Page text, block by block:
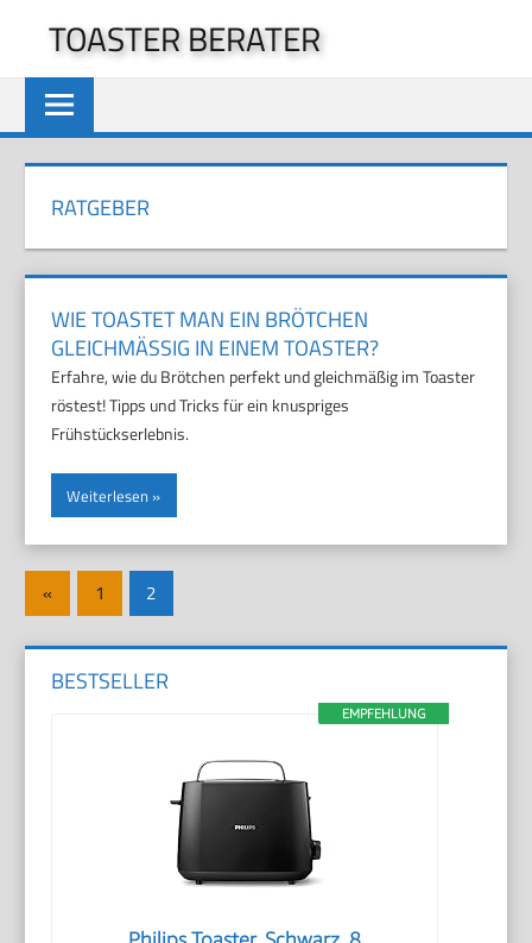
springen
TOASTER BERATER
RATGEBER
WIE TOASTET MAN EIN BRÖTCHEN
GLEICHMÄSSIG IN EINEM TOASTER?
Erfahre, wie du Brötchen perfekt und gleichmäßig im Toaster
röstest! Tipps und Tricks für ein knuspriges
Frühstückserlebnis.
Weiterlesen
Seitennummerierung
der
Beiträge
«Vorherige
Beiträge
1 2
BESTSELLER
EMPFEHLUNG